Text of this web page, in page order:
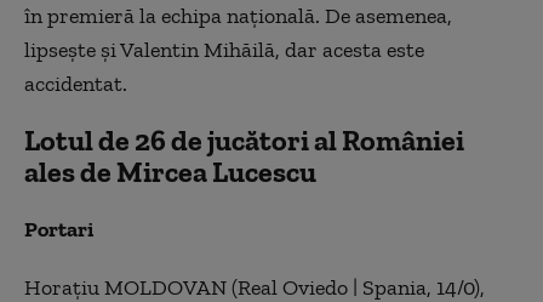
în premieră la echipa națională. De asemenea,
lipsește și Valentin Mihăilă, dar acesta este
accidentat.
Lotul de 26 de jucători al României
ales de Mircea Lucescu
Portari
Horațiu MOLDOVAN (Real Oviedo | Spania, 14/0),